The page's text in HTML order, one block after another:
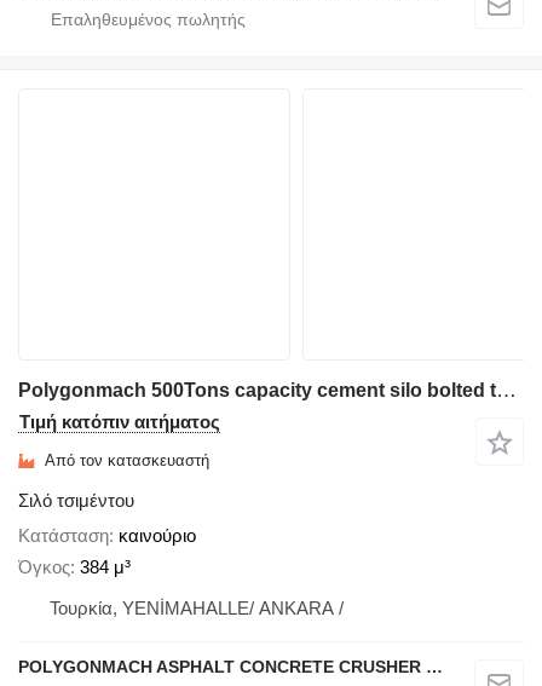
Polygonmach 500Tons capacity cement silo bolted type
Τιμή κατόπιν αιτήματος
Από τον κατασκευαστή
Σιλό τσιμέντου
Κατάσταση καινούριο
Όγκος 384 μ³
Τουρκία, YENİMAHALLE/ ANKARA /
POLYGONMACH ASPHALT CONCRETE CRUSHER SYSTEMS